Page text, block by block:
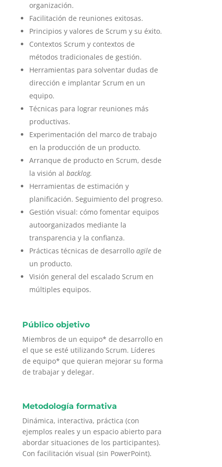
organización.
Facilitación de reuniones exitosas.
Principios y valores de Scrum y su éxito.
Contextos Scrum y contextos de
métodos tradicionales de gestión.
Herramientas para solventar dudas de
dirección e implantar Scrum en un
equipo.
Técnicas para lograr reuniones más
productivas.
Experimentación del marco de trabajo
en la producción de un producto.
Arranque de producto en Scrum, desde
la visión al backlog.
Herramientas de estimación y
planificación. Seguimiento del progreso.
Gestión visual: cómo fomentar equipos
autoorganizados mediante la
transparencia y la confianza.
Prácticas técnicas de desarrollo agile de
un producto.
Visión general del escalado Scrum en
múltiples equipos.
Público objetivo
Miembros de un equipo* de desarrollo en
el que se esté utilizando Scrum. Líderes
de equipo* que quieran mejorar su forma
de trabajar y delegar.
Metodología formativa
Dinámica, interactiva, práctica (con
ejemplos reales y un espacio abierto para
abordar situaciones de los participantes).
Con facilitación visual (sin PowerPoint).